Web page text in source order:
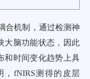
合机制，通过检测神
大脑功能状态，因此
和时间变化趋势上具
，fNIRS测得的皮层